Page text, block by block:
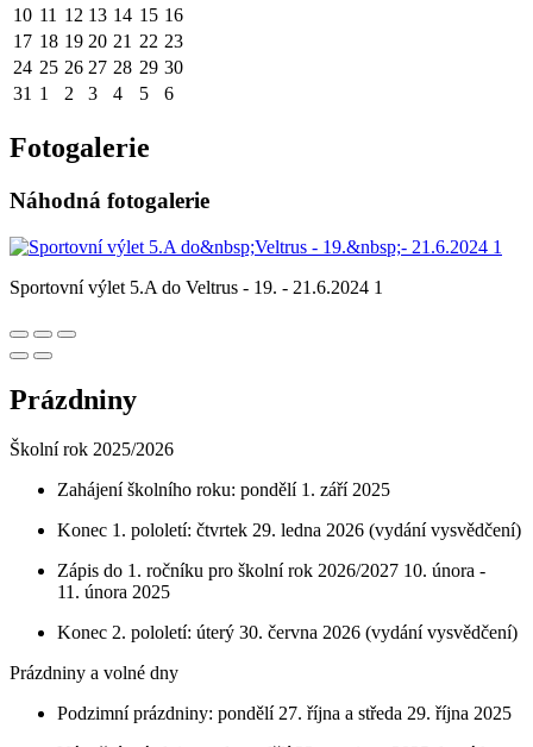
10 11 12 13 14 15 16
17 18 19 20 21 22 23
24 25 26 27 28 29 30
31 1 2 3 4 5 6
Fotogalerie
Náhodná fotogalerie
Sportovní výlet 5.A do Veltrus - 19. - 21.6.2024 1
Prázdniny
Školní rok 2025/2026
Zahájení školního roku: pondělí 1. září 2025
Konec 1. pololetí: čtvrtek 29. ledna 2026 (vydání vysvědčení)
Zápis do 1. ročníku pro školní rok 2026/2027 10. února -
11. února 2025
Konec 2. pololetí: úterý 30. června 2026 (vydání vysvědčení)
Prázdniny a volné dny
Podzimní prázdniny: pondělí 27. října a středa 29. října 2025